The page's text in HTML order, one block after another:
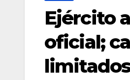
Ejército
oficial;
limitados